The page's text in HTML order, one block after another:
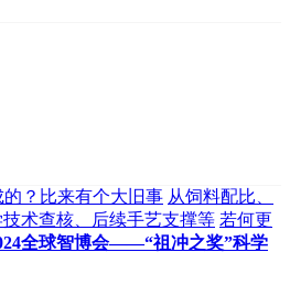
？比来有个大旧事 从饲料配比、
术查核、后续手艺支撑等 若何更
全球智博会——“祖冲之奖”科学